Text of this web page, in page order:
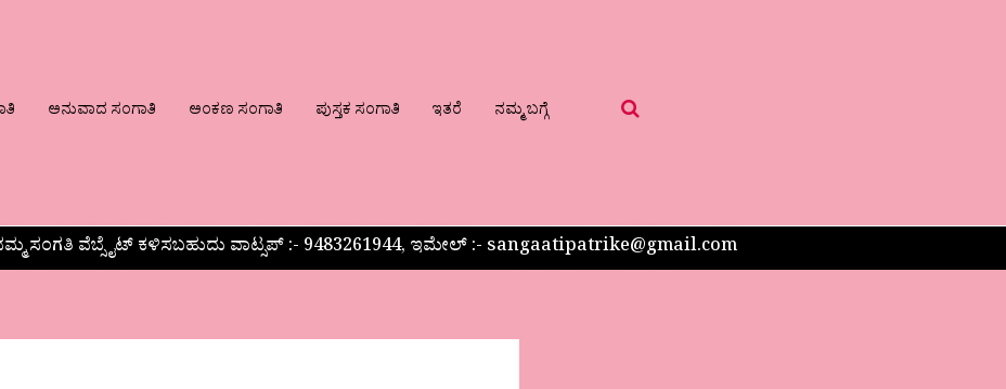
ಅನುವಾದ ಸಂಗಾತಿ ಅಂಕಣ ಸಂಗಾತಿ ಪುಸ್ತಕ ಸಂಗಾತಿ ಇತರೆ ನಮ್ಮ ಬಗ್ಗೆ
ಸಂಗತಿ ವೆಬ್ಸೈಟ್ ಕಳಿಸಬಹುದು ವಾಟ್ಸಪ್‌ :- 9483261944, ಇಮೇಲ್ :- sangaatipatrike@gmail.com